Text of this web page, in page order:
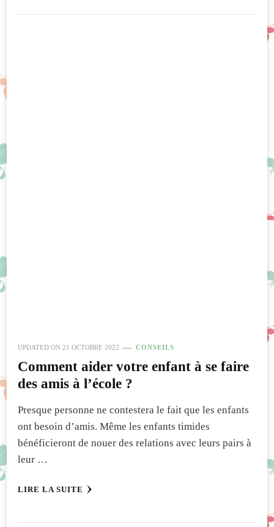
UPDATED ON 21 OCTOBRE 2022 CONSEILS
Comment aider votre enfant à se faire
des amis à l’école ?
Presque personne ne contestera le fait que les enfants
ont besoin d’amis. Même les enfants timides
bénéficieront de nouer des relations avec leurs pairs à
leur …
LIRE LA SUITE